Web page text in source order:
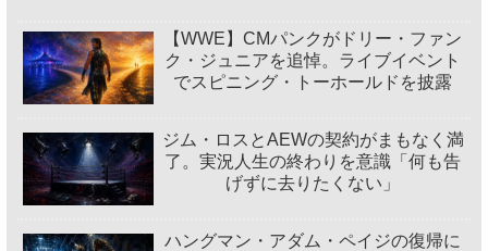
【WWE】CMパンクがドリー・ファン
ク・ジュニアを追悼。ライブイベント
でスピニング・トーホールドを披露
ジム・ロスとAEWの契約がまもなく満
了。実況人生の終わりを意識「何も告
げずに去りたくない」
ハングマン・アダム・ペイジの復帰に